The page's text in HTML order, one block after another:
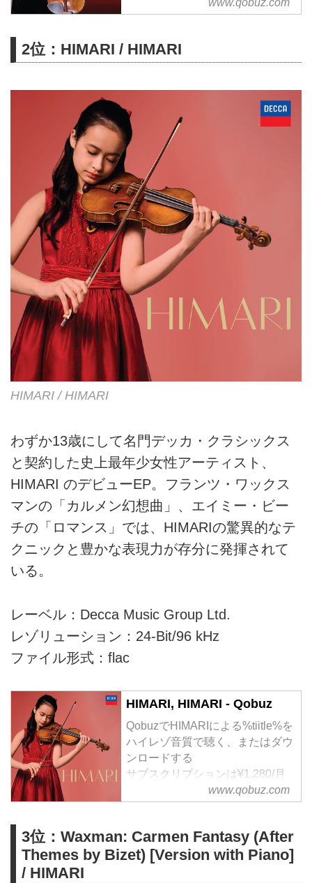
サブスクリプションは¥1,280/月
www.qobuz.com
2位：HIMARI / HIMARI
HIMARI / HIMARI
わずか13歳にして名門デッカ・クラシックス
と契約した史上最年少女性アーティスト、
HIMARI のデビューEP。フランツ・ワックス
マンの「カルメン幻想曲」、エイミー・ビー
チの「ロマンス」では、HIMARIの驚異的なテ
クニックと豊かな表現力が存分に発揮されて
いる。
レーベル：Decca Music Group Ltd.
レゾリューション：24-Bit/96 kHz
ファイル形式：flac
HIMARI, HIMARI - Qobuz
QobuzでHIMARIによる%tiitle%を
ハイレゾ音質で聴く、またはダウ
ンロードする
サブスクリプションは¥1,280/月
www.qobuz.com
3位：Waxman: Carmen Fantasy (After
Themes by Bizet) [Version with Piano]
/ HIMARI